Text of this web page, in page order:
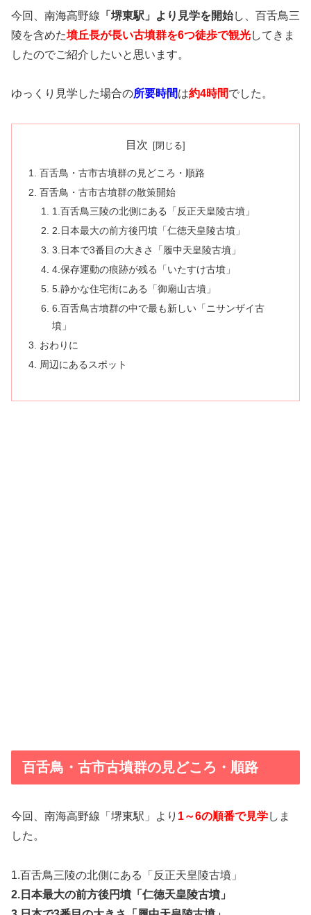
今回、南海高野線 「堺東駅」より見学を開始し、百舌鳥三
陵を含めた墳丘長が長い古墳群を6つ徒歩で観光してきま
したのでご紹介したいと思います。
ゆっくり見学した場合の所要時間は約4時間でした。
目次
百舌鳥・古市古墳群の見どころ・順路
百舌鳥・古市古墳群の散策開始
1.百舌鳥三陵の北側にある「反正天皇陵古墳」
2.日本最大の前方後円墳「仁徳天皇陵古墳」
3.日本で3番目の大きさ「履中天皇陵古墳」
4.保存運動の痕跡が残る「いたすけ古墳」
5.静かな住宅街にある「御廟山古墳」
6.百舌鳥古墳群の中で最も新しい「ニサンザイ古
墳」
おわりに
周辺にあるスポット
百舌鳥・古市古墳群の見どころ・順路
今回、南海高野線「堺東駅」より 1～6の順番で見学しま
した。
1.百舌鳥三陵の北側にある「反正天皇陵古墳」
2.日本最大の前方後円墳「仁徳天皇陵古墳」